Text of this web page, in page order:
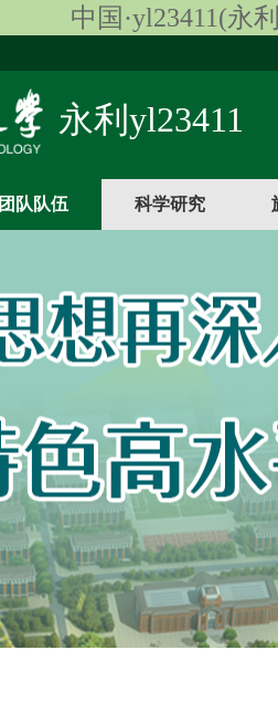
中国·yl23411(永
永利yl23411
团队队伍 科学研究